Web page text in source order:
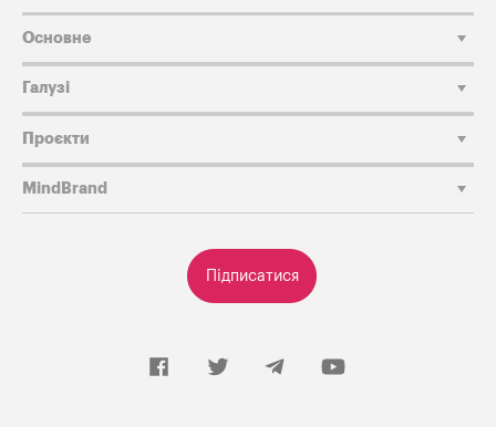
Підписатися
Основне
Галузі
Проєкти
MindBrand